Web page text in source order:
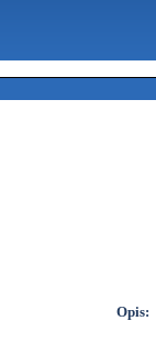
Opis: